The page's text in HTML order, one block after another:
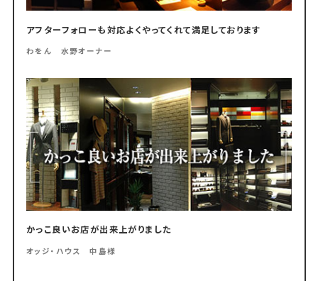
アフターフォローも対応よくやってくれて満足しております
わをん 水野オーナー
かっこ良いお店が出来上がりました
オッジ・ハウス 中島様